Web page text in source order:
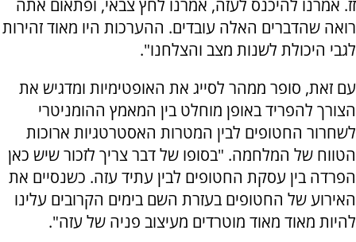
זז. אמרנו להיכנס לעזה, אמרנו לחץ צבאי, ופתאום אתה
רואה שהדברים האלה עובדים. ההערכות היו מאוד זהירות
לגבי היכולת לשנות מצב והצלחנו".
עם זאת, סופר ממהר לסייג את האופטימיות ומדגיש את
הצורך להפריד באופן מוחלט בין המאמץ ההומניטרי
לשחרור החטופים לבין המטרות האסטרטגיות ארוכות
הטווח של המלחמה. "בסופו של דבר צריך לזכור שיש כאן
הפרדה בין עסקת החטופים לבין עתיד עזה. כשנסיים את
האירוע של החטופים בעזרת השם בימים הקרובים עלינו
להיות מאוד מאוד מוטרדים מעיצוב פניה של עזה".